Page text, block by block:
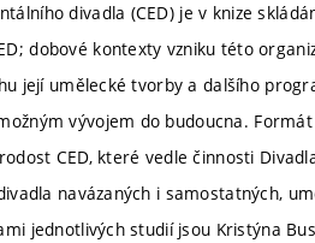
divadla (CED) je v knize
dobové kontexty vzniku této
její umělecké tvorby a dalšího
vývojem do budoucna.
CED, které vedle činnosti
navázaných i samostatných,
jednotlivých studií jsou Kristýna